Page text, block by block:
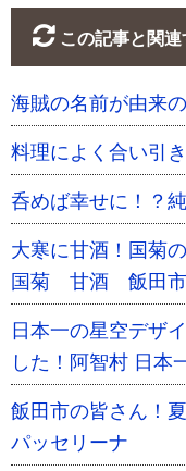
この記事と関
海賊の名前が由来
料理によく合い引
呑めば幸せに！？
大寒に甘酒！国菊
国菊 甘酒 飯田市
日本一の星空デザ
した！阿智村 日本
飯田市の皆さん！
パッセリーナ